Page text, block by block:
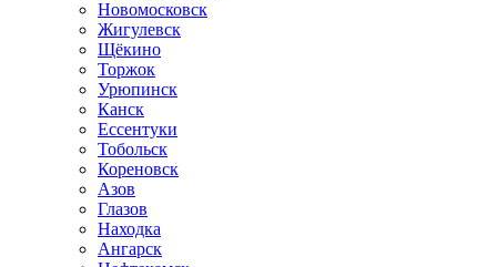
Новомосковск
Жигулевск
Щёкино
Торжок
Урюпинск
Канск
Ессентуки
Тобольск
Кореновск
Азов
Глазов
Находка
Ангарск